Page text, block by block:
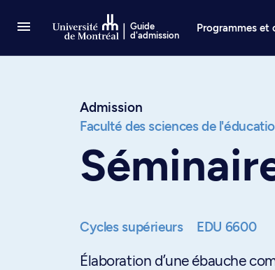
Guide
d'admission
Programmes et
Admission
Faculté des sciences de
Cycles supérieurs EDU 6600
Élaboration d’une ébauche